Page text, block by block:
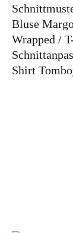
Bluse
Wrapped
Shirt